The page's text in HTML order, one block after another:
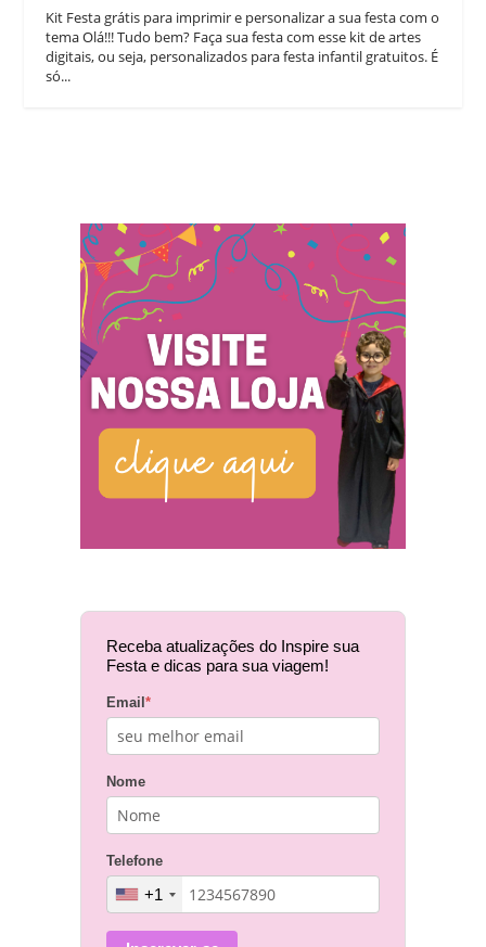
Kit Festa grátis para imprimir e personalizar a sua festa com o
tema Olá!!! Tudo bem? Faça sua festa com esse kit de artes
digitais, ou seja, personalizados para festa infantil gratuitos. É
só...
Receba atualizações do Inspire sua
Festa e dicas para sua viagem!
Email *
Nome
Telefone
+1